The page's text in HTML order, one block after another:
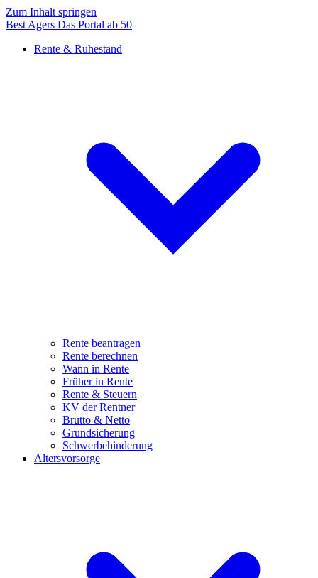
Zum Inhalt springen
Best Agers Das Portal ab 50
Rente & Ruhestand
Rente beantragen
Rente berechnen
Wann in Rente
Früher in Rente
Rente & Steuern
KV der Rentner
Brutto & Netto
Grundsicherung
Schwerbehinderung
Altersvorsorge